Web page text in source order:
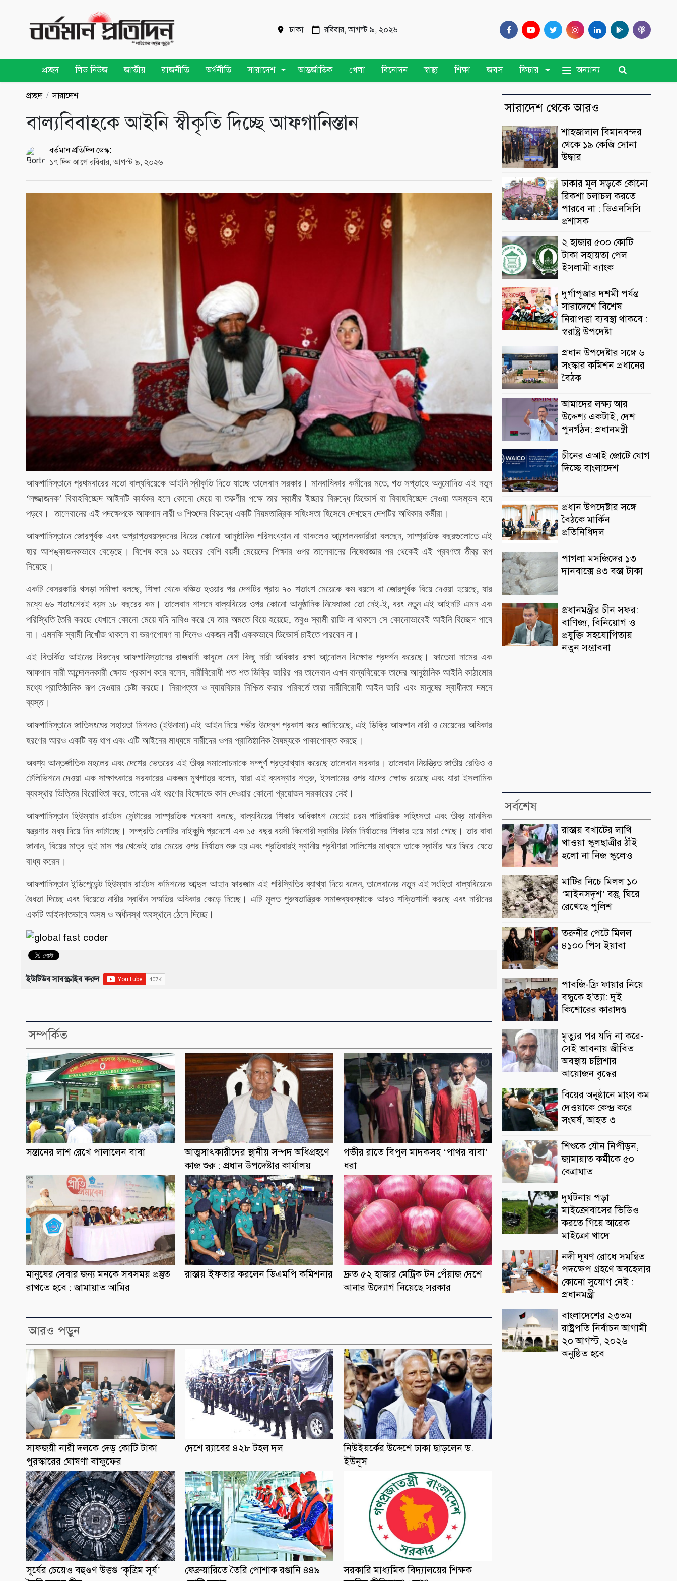
ঢাকা রবিবার, আগস্ট ৯, ২০২৬
প্রচ্ছদ লিড নিউজ জাতীয় রাজনীতি অর্থনীতি সারাদেশ আন্তর্জাতিক খেলা বিনোদন স্বাস্থ্য শিক্ষা জবস ফিচার অন্যান্য
প্রচ্ছদ সারাদেশ
বাল্যবিবাহকে আইনি স্বীকৃতি দিচ্ছে আফগানিস্তান
বর্তমান প্রতিদিন ডেস্ক:
১৭ দিন আগে রবিবার, আগস্ট ৯, ২০২৬
আফগানিস্তানে প্রথমবারের মতো বাল্যবিয়েকে আইনি স্বীকৃতি দিতে যাচ্ছে তালেবান সরকার। মানবাধিকার কর্মীদের মতে, গত সপ্তাহে অনুমোদিত এই নতুন
‘লজ্জাজনক’ বিবাহবিচ্ছেদ আইনটি কার্যকর হলে কোনো মেয়ে বা তরুণীর পক্ষে তার স্বামীর ইচ্ছার বিরুদ্ধে ডিভোর্স বা বিবাহবিচ্ছেদ নেওয়া অসম্ভব হয়ে
পড়বে। তালেবানের এই পদক্ষেপকে আফগান নারী ও শিশুদের বিরুদ্ধে একটি নিয়মতান্ত্রিক সহিংসতা হিসেবে দেখছেন দেশটির অধিকার কর্মীরা।
আফগানিস্তানে জোরপূর্বক এবং অপ্রাপ্তবয়স্কদের বিয়ের কোনো আনুষ্ঠানিক পরিসংখ্যান না থাকলেও আন্দোলনকারীরা বলছেন, সাম্প্রতিক বছরগুলোতে এই
হার আশঙ্কাজনকভাবে বেড়েছে। বিশেষ করে ১১ বছরের বেশি বয়সী মেয়েদের শিক্ষার ওপর তালেবানের নিষেধাজ্ঞার পর থেকেই এই প্রবণতা তীব্র রূপ
নিয়েছে।
একটি বেসরকারি খসড়া সমীক্ষা বলছে, শিক্ষা থেকে বঞ্চিত হওয়ার পর দেশটির প্রায় ৭০ শতাংশ মেয়েকে কম বয়সে বা জোরপূর্বক বিয়ে দেওয়া হয়েছে, যার
মধ্যে ৬৬ শতাংশেরই বয়স ১৮ বছরের কম। তালেবান শাসনে বাল্যবিয়ের ওপর কোনো আনুষ্ঠানিক নিষেধাজ্ঞা তো নেই-ই, বরং নতুন এই আইনটি এমন এক
পরিস্থিতি তৈরি করছে যেখানে কোনো মেয়ে যদি দাবিও করে যে তার অমতে বিয়ে হয়েছে, তবুও স্বামী রাজি না থাকলে সে কোনোভাবেই আইনি বিচ্ছেদ পাবে
না। এমনকি স্বামী নিখোঁজ থাকলে বা ভরণপোষণ না দিলেও একজন নারী এককভাবে ডিভোর্স চাইতে পারবেন না।
এই বিতর্কিত আইনের বিরুদ্ধে আফগানিস্তানের রাজধানী কাবুলে বেশ কিছু নারী অধিকার রক্ষা আন্দোলন বিক্ষোভ প্রদর্শন করেছে। ফাতেমা নামের এক
আফগান নারী আন্দোলনকারী ক্ষোভ প্রকাশ করে বলেন, নারীবিরোধী শত শত ডিক্রি জারির পর তালেবান এখন বাল্যবিয়েকে তাদের আনুষ্ঠানিক আইনি কাঠামোর
মধ্যে প্রাতিষ্ঠানিক রূপ দেওয়ার চেষ্টা করছে। নিরাপত্তা ও ন্যায়বিচার নিশ্চিত করার পরিবর্তে তারা নারীবিরোধী আইন জারি এবং মানুষের স্বাধীনতা দমনে
ব্যস্ত।
আফগানিস্তানে জাতিসংঘের সহায়তা মিশনও (ইউনামা) এই আইন নিয়ে গভীর উদ্বেগ প্রকাশ করে জানিয়েছে, এই ডিক্রি আফগান নারী ও মেয়েদের অধিকার
হরণের আরও একটি বড় ধাপ এবং এটি আইনের মাধ্যমে নারীদের ওপর প্রাতিষ্ঠানিক বৈষম্যকে পাকাপোক্ত করছে।
অবশ্য আন্তর্জাতিক মহলের এবং দেশের ভেতরের এই তীব্র সমালোচনাকে সম্পূর্ণ প্রত্যাখ্যান করেছে তালেবান সরকার। তালেবান নিয়ন্ত্রিত জাতীয় রেডিও ও
টেলিভিশনে দেওয়া এক সাক্ষাৎকারে সরকারের একজন মুখপাত্র বলেন, যারা এই ব্যবস্থার শত্রু, ইসলামের ওপর যাদের ক্ষোভ রয়েছে এবং যারা ইসলামিক
ব্যবস্থার ভিত্তির বিরোধিতা করে, তাদের এই ধরণের বিক্ষোভে কান দেওয়ার কোনো প্রয়োজন সরকারের নেই।
আফগানিস্তান হিউম্যান রাইটস সেন্টারের সাম্প্রতিক গবেষণা বলছে, বাল্যবিয়ের শিকার অধিকাংশ মেয়েই চরম পারিবারিক সহিংসতা এবং তীব্র মানসিক
যন্ত্রণার মধ্য দিয়ে দিন কাটাচ্ছে। সম্প্রতি দেশটির দাইকুন্দি প্রদেশে এক ১৫ বছর বয়সী কিশোরী স্বামীর নির্মম নির্যাতনের শিকার হয়ে মারা গেছে। তার বাবা
জানান, বিয়ের মাত্র দুই মাস পর থেকেই তার মেয়ের ওপর নির্যাতন শুরু হয় এবং প্রতিবারই স্থানীয় প্রবীণরা সালিশের মাধ্যমে তাকে স্বামীর ঘরে ফিরে যেতে
বাধ্য করেন।
আফগানিস্তান ইন্ডিপেন্ডেন্ট হিউম্যান রাইটস কমিশনের আব্দুল আহাদ ফারজাম এই পরিস্থিতির ব্যাখ্যা দিয়ে বলেন, তালেবানের নতুন এই সংহিতা বাল্যবিয়েকে
বৈধতা দিচ্ছে এবং বিয়েতে নারীর স্বাধীন সম্মতির অধিকার কেড়ে নিচ্ছে। এটি মূলত পুরুষতান্ত্রিক সমাজব্যবস্থাকে আরও শক্তিশালী করছে এবং নারীদের
একটি আইনগতভাবে অসম ও অধীনস্থ অবস্থানে ঠেলে দিচ্ছে।
ইউটিউব সাবস্ক্রাইব করুন
সম্পর্কিত
সন্তানের লাশ রেখে পালালেন বাবা
আত্মসাৎকারীদের স্থানীয় সম্পদ অধিগ্রহণে
কাজ শুরু : প্রধান উপদেষ্টার কার্যালয়
গভীর রাতে বিপুল মাদকসহ ‘পাথর বাবা’
ধরা
মানুষের সেবার জন্য মনকে সবসময় প্রস্তুত
রাখতে হবে : জামায়াত আমির
রাস্তায় ইফতার করলেন ডিএমপি কমিশনার
দ্রুত ৫২ হাজার মেট্রিক টন পেঁয়াজ দেশে
আনার উদ্যোগ নিয়েছে সরকার
আরও পড়ুন
সাফজয়ী নারী দলকে দেড় কোটি টাকা
পুরস্কারের ঘোষণা বাফুফের
দেশে র‌্যাবের ৪২৮ টহল দল
নিউইয়র্কের উদ্দেশে ঢাকা ছাড়লেন ড.
ইউনূস
সূর্যের চেয়েও বহুগুণ উত্তপ্ত ‘কৃত্রিম সূর্য’
ফেব্রুয়ারিতে তৈরি পোশাক রপ্তানি ৪৪৯
সরকারি মাধ্যমিক বিদ্যালয়ের শিক্ষক
সারাদেশ থেকে আরও
শাহজালাল বিমানবন্দর
থেকে ১৯ কেজি সোনা
উদ্ধার
ঢাকার মূল সড়কে কোনো
রিকশা চলাচল করতে
পারবে না : ডিএনসিসি
প্রশাসক
২ হাজার ৫০০ কোটি
টাকা সহায়তা পেল
ইসলামী ব্যাংক
দুর্গাপূজার দশমী পর্যন্ত
সারাদেশে বিশেষ
নিরাপত্তা ব্যবস্থা থাকবে :
স্বরাষ্ট্র উপদেষ্টা
প্রধান উপদেষ্টার সঙ্গে ৬
সংস্কার কমিশন প্রধানের
বৈঠক
আমাদের লক্ষ্য আর
উদ্দেশ্য একটাই, দেশ
পুনর্গঠন: প্রধানমন্ত্রী
চীনের এআই জোটে যোগ
দিচ্ছে বাংলাদেশ
প্রধান উপদেষ্টার সঙ্গে
বৈঠকে মার্কিন
প্রতিনিধিদল
পাগলা মসজিদের ১৩
দানবাক্সে ৪৩ বস্তা টাকা
প্রধানমন্ত্রীর চীন সফর:
বাণিজ্য, বিনিয়োগ ও
প্রযুক্তি সহযোগিতায়
নতুন সম্ভাবনা
সর্বশেষ
রাস্তায় বখাটের লাথি
খাওয়া স্কুলছাত্রীর ঠাঁই
হলো না নিজ স্কুলেও
মাটির নিচে মিলল ১০
‘মাইনসদৃশ’ বস্তু, ঘিরে
রেখেছে পুলিশ
তরুনীর পেটে মিলল
৪১০০ পিস ইয়াবা
পাবজি-ফ্রি ফায়ার নিয়ে
বন্ধুকে হ'ত্যা: দুই
কিশোরের কারাদণ্ড
মৃত্যুর পর যদি না করে-
সেই ভাবনায় জীবিত
অবস্থায় চল্লিশার
আয়োজন বৃদ্ধের
বিয়ের অনুষ্ঠানে মাংস কম
দেওয়াকে কেন্দ্র করে
সংঘর্ষ, আহত ৩
শিশুকে যৌন নিপীড়ন,
জামায়াত কর্মীকে ৫০
বেত্রাঘাত
দুর্ঘটনায় পড়া
মাইক্রোবাসের ভিডিও
করতে গিয়ে আরেক
মাইক্রো খাদে
নদী দূষণ রোধে সমন্বিত
পদক্ষেপ গ্রহণে অবহেলার
কোনো সুযোগ নেই :
প্রধানমন্ত্রী
বাংলাদেশের ২৩তম
রাষ্ট্রপতি নির্বাচন আগামী
২০ আগস্ট, ২০২৬
অনুষ্ঠিত হবে